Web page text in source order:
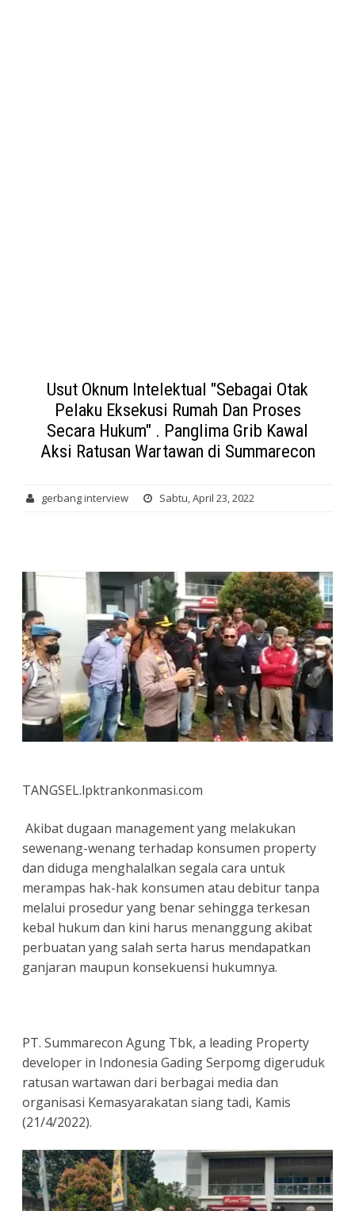
Usut Oknum Intelektual "Sebagai Otak
Pelaku Eksekusi Rumah Dan Proses
Secara Hukum" . Panglima Grib Kawal
Aksi Ratusan Wartawan di Summarecon
gerbang interview Sabtu, April 23, 2022
TANGSEL.lpktrankonmasi.com
Akibat dugaan management yang melakukan
sewenang-wenang terhadap konsumen property
dan diduga menghalalkan segala cara untuk
merampas hak-hak konsumen atau debitur tanpa
melalui prosedur yang benar sehingga terkesan
kebal hukum dan kini harus menanggung akibat
perbuatan yang salah serta harus mendapatkan
ganjaran maupun konsekuensi hukumnya.
PT. Summarecon Agung Tbk, a leading Property
developer in Indonesia Gading Serpomg digeruduk
ratusan wartawan dari berbagai media dan
organisasi Kemasyarakatan siang tadi, Kamis
(21/4/2022).